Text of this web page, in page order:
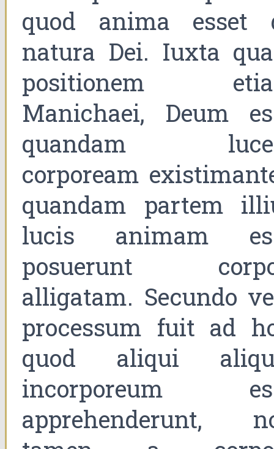
quod anima esset
natura Dei. Iuxta
positionem
Manichaei, Deum
quandam
corpoream
quandam partem
lucis animam
posuerunt
alligatam. Secundo
processum fuit ad
quod aliqui
incorporeum
apprehenderunt,